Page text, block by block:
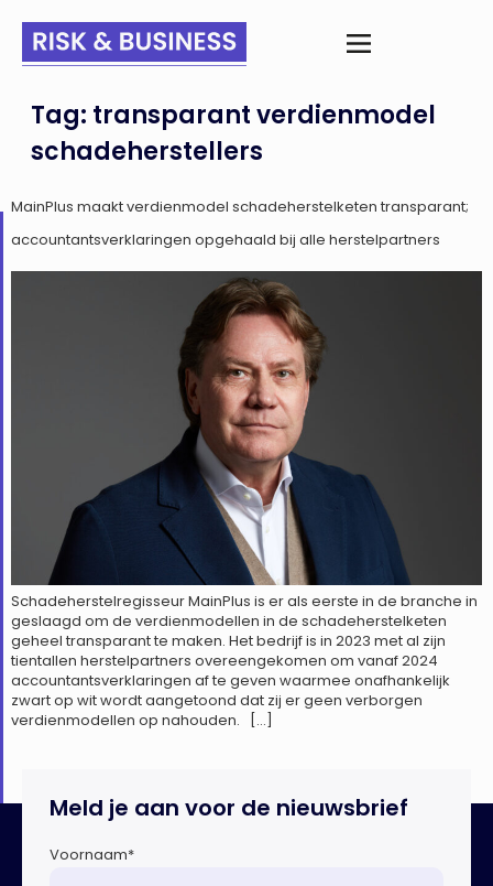
Tag: transparant verdienmodel
schadeherstellers
MainPlus maakt verdienmodel schadeherstelketen transparant;
accountantsverklaringen opgehaald bij alle herstelpartners
Schadeherstelregisseur MainPlus is er als eerste in de branche in
geslaagd om de verdienmodellen in de schadeherstelketen
geheel transparant te maken. Het bedrijf is in 2023 met al zijn
tientallen herstelpartners overeengekomen om vanaf 2024
accountantsverklaringen af te geven waarmee onafhankelijk
zwart op wit wordt aangetoond dat zij er geen verborgen
verdienmodellen op nahouden. […]
Meld je aan voor de nieuwsbrief
Voornaam*